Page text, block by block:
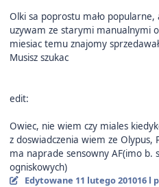
Olki sa poprostu mało
uzywam ze starymi manualnymi
miesiac temu znajomy
Musisz szukac
edit:
Owiec, nie wiem czy miales
z doswiadczenia wiem ze Olypus,
ma naprade sensowny AF(imo b.
ogniskowych)
Edytowane 11 lutego 201016 l